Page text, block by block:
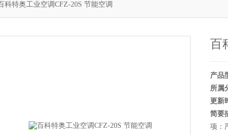
科特奥工业空调CFZ-20S 节能空调
百
产品
所属
更新
简要
项：